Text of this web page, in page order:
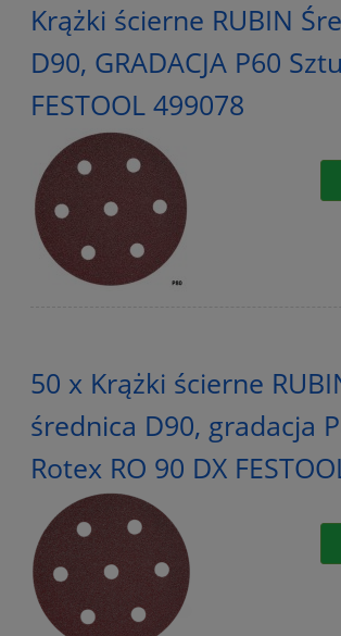
Krążki ścierne RUBIN
D90, GRADACJA P60
FESTOOL 499078
50 x Krążki ścierne
średnica D90, gradacja
Rotex RO 90 DX